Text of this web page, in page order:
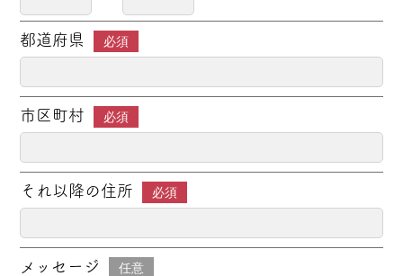
都道府県 必須
市区町村 必須
それ以降の住所 必須
メッセージ 任意